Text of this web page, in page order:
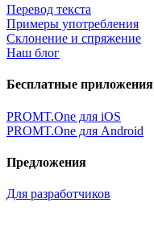
Перевод текста
Примеры употребления
Склонение и спряжение
Наш блог
Бесплатные приложения
PROMT.One для iOS
PROMT.One для Android
Предложения
Для разработчиков